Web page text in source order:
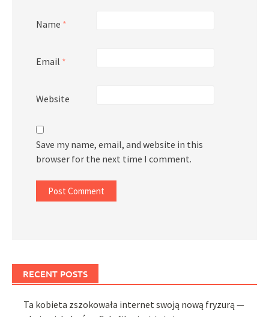
Name *
Email *
Website
Save my name, email, and website in this
browser for the next time I comment.
RECENT POSTS
Ta kobieta zszokowała internet swoją nową fryzurą —